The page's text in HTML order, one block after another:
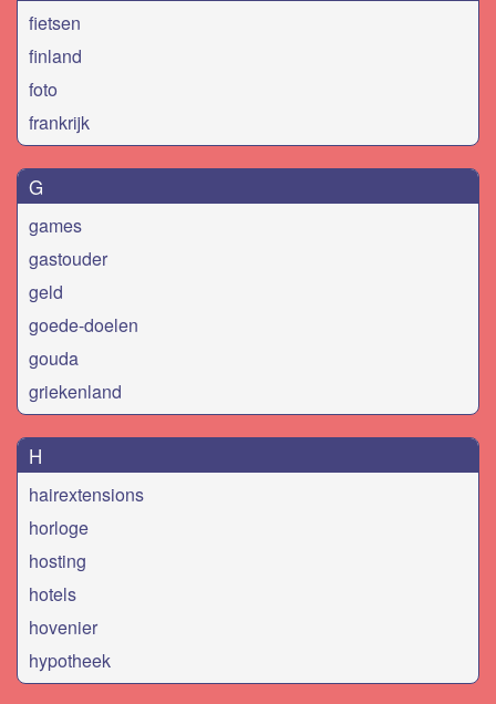
fietsen
finland
foto
frankrijk
G
games
gastouder
geld
goede-doelen
gouda
griekenland
H
hairextensions
horloge
hosting
hotels
hovenier
hypotheek